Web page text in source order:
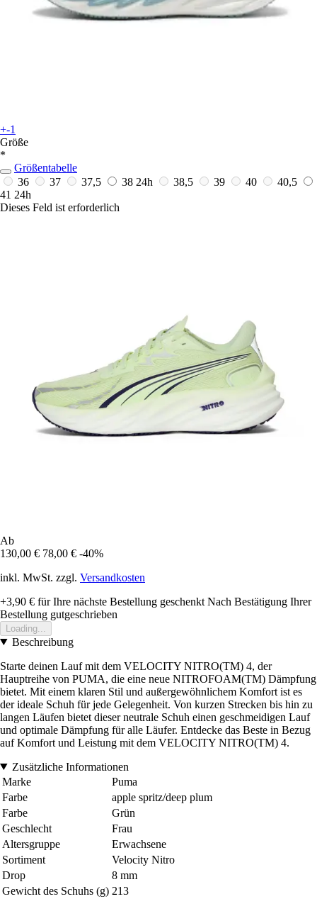
+-1
Größe
*
Größentabelle
36
37 37,5 38 24h 38,5 39 40
40,5
41 24h
Dieses Feld ist erforderlich
Ab
130,00 € 78,00 € -40%
inkl. MwSt. zzgl. Versandkosten
+3,90 € für Ihre nächste Bestellung geschenkt Nach Bestätigung Ihrer
Bestellung gutgeschrieben
Loading...
Beschreibung
Starte deinen Lauf mit dem VELOCITY NITRO(TM) 4, der
Hauptreihe von PUMA, die eine neue NITROFOAM(TM) Dämpfung
bietet. Mit einem klaren Stil und außergewöhnlichem Komfort ist es
der ideale Schuh für jede Gelegenheit. Von kurzen Strecken bis hin zu
langen Läufen bietet dieser neutrale Schuh einen geschmeidigen Lauf
und optimale Dämpfung für alle Läufer. Entdecke das Beste in Bezug
auf Komfort und Leistung mit dem VELOCITY NITRO(TM) 4.
Zusätzliche Informationen
Marke
Puma
Farbe
apple spritz/deep plum
Farbe
Grün
Geschlecht
Frau
Altersgruppe
Erwachsene
Sortiment
Velocity Nitro
Drop
8 mm
Gewicht des Schuhs (g) 213